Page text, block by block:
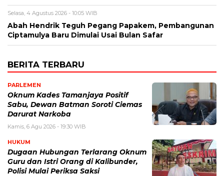
Selasa, 4 Agustus 2026 - 10:05 WIB
Abah Hendrik Teguh Pegang Papakem, Pembangunan
Ciptamulya Baru Dimulai Usai Bulan Safar
BERITA TERBARU
PARLEMEN
Oknum Kades Tamanjaya Positif
Sabu, Dewan Batman Soroti Ciemas
Darurat Narkoba
Kamis, 6 Agu 2026 - 19:30 WIB
HUKUM
Dugaan Hubungan Terlarang Oknum
Guru dan Istri Orang di Kalibunder,
Polisi Mulai Periksa Saksi